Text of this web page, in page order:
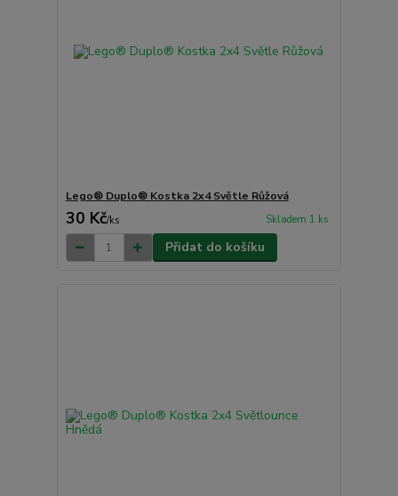
Lego® Duplo® Kostka 2x4 Světle Růžová
30 Kč/ks Skladem 1 ks
Přidat do košíku